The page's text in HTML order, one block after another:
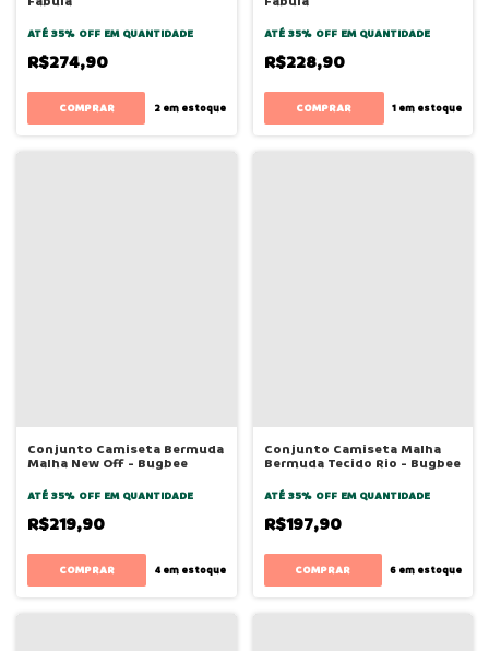
ATÉ 35% OFF EM QUANTIDADE
R$274,90
COMPRAR 2em estoque
ATÉ 35% OFF EM QUANTIDADE
R$228,90
COMPRAR 1 em estoque
Conjunto Camiseta Bermuda
Malha New Off - Bugbee
ATÉ 35% OFF EM QUANTIDADE
R$219,90
COMPRAR 4em estoque
Conjunto Camiseta Malha
Bermuda Tecido Rio - Bugbee
ATÉ 35% OFF EM QUANTIDADE
R$197,90
COMPRAR 6 em estoque